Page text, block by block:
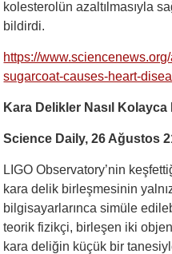
kolesterolün azaltılmasıyla
bildirdi.
https://
sugarcoat-causes-heart-
Kara Delikler Nasıl
Science Daily, 26 Ağustos
LIGO Observatory’nin
kara delik birleşmesinin
bilgisayarlarınca simüle
teorik fizikçi, birleşen iki
kara deliğin küçük bir